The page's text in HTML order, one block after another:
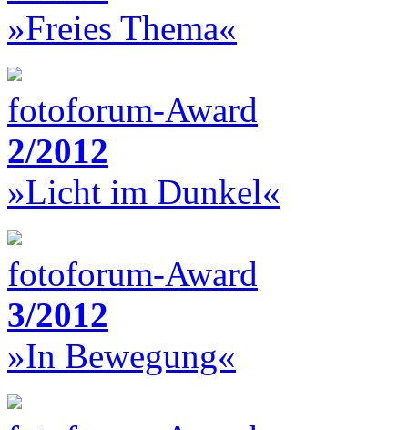
»Freies Thema«
fotoforum-Award
2/2012
»Licht im Dunkel«
fotoforum-Award
3/2012
»In Bewegung«